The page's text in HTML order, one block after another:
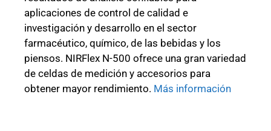
aplicaciones de control de calidad e
investigación y desarrollo en el sector
farmacéutico, químico, de las bebidas y los
piensos. NIRFlex N-500 ofrece una gran variedad
de celdas de medición y accesorios para
obtener mayor rendimiento. Más información